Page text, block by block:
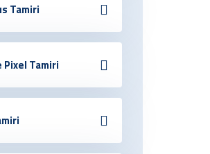
Tamiri
Pixel Tamiri